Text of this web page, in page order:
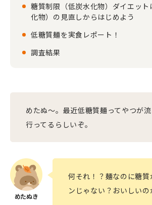
糖質制限（低炭水化物）ダイエット
化物）の見直しからはじめよう
低糖質麺を実食レポート！
調査結果
めたぬ〜。最近低糖質麺ってやつが流
行ってるらしいぞ。
何それ！？麺なのに糖質
ンじゃない？おいしいの